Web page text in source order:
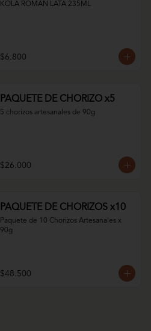
KOLA ROMAN LATA 235ML
$6.800
PAQUETE DE CHORIZO x5
5 chorizos artesanales de 90g
$26.000
PAQUETE DE CHORIZOS x10
Paquete de 10 Chorizos Artesanales x
90g
$48.500